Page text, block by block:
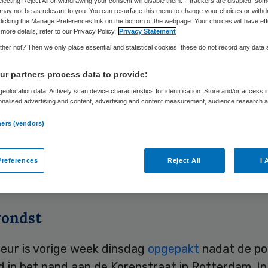
Skipr Redactie 16 juni 2010,08:38 66 keer gelezen
van Alycha Thuiszorg in Rotterdam is
door de politie. De man was opgepakt in
betrokkenheid met een drugsvondst in het pand
van de politie is gebleken dat de directeur
is vorige week dinsdag opgepakt nadat de
not be as relevant to you. You can resurface this menu to change your choices or
the Manage Preferences link on the bottom of the webpage. Your choices will have
details, refer to our Privacy Policy. Privacy Statement
not? Then we only place essential and statistical cookies, these do not record any data
partners process data to provide:
data. Actively scan device characteristics for identification. Store and/or access
advertising and content, advertising and content measurement, audience research
(vendors)
Reject All I